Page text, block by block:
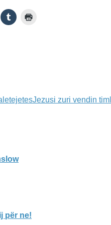
Jezusi zuri vendin tim
për ne!